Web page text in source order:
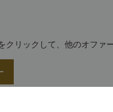
クリックして、他のオファ